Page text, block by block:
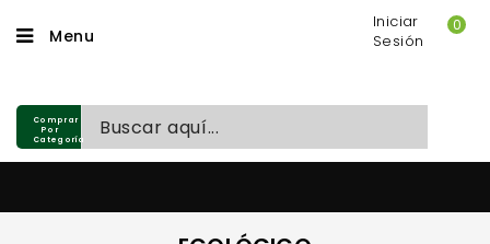
Menu
0
Iniciar
Sesión
Comprar
Por
Categoría